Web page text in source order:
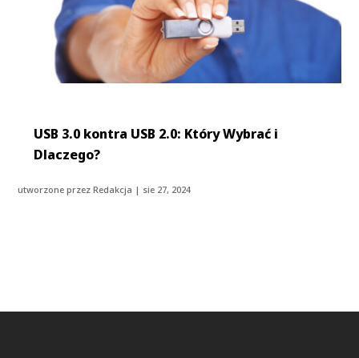
USB 3.0 kontra USB 2.0: Który Wybrać i
Dlaczego?
utworzone przezRedakcja | sie 27, 2024